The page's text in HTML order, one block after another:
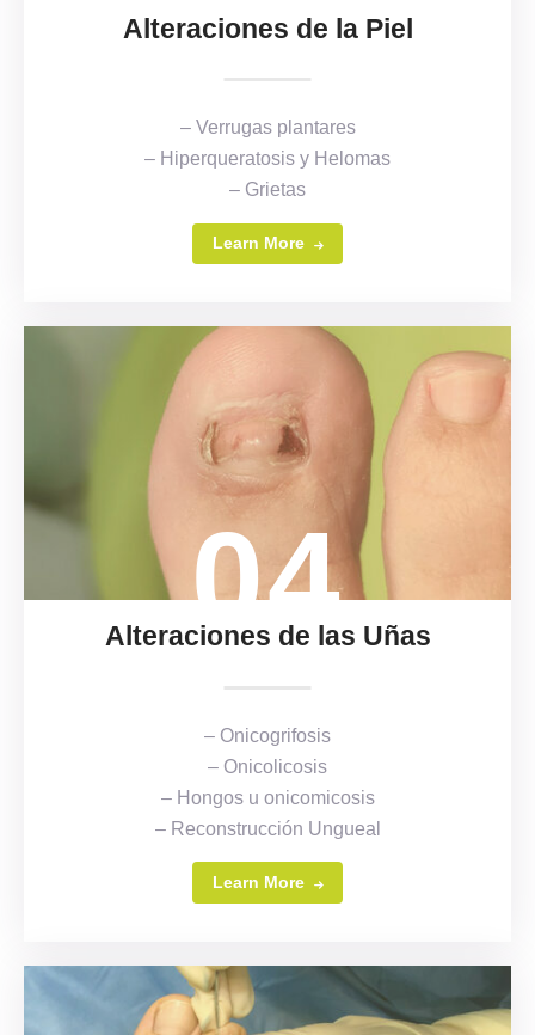
Alteraciones de la Piel
– Verrugas plantares
– Hiperqueratosis y Helomas
– Grietas
Learn More
04
Alteraciones de las Uñas
– Onicogrifosis
– Onicolicosis
– Hongos u onicomicosis
– Reconstrucción Ungueal
Learn More